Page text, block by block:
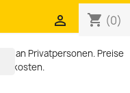
shopping_cart (0)

an Privatpersonen. Preise